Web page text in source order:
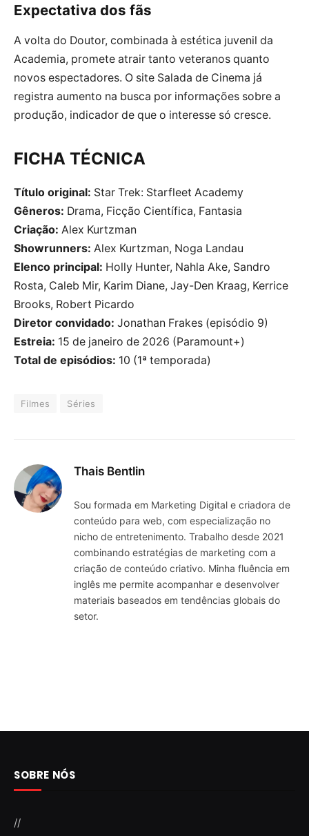
Expectativa dos fãs
A volta do Doutor, combinada à estética juvenil da
Academia, promete atrair tanto veteranos quanto
novos espectadores. O site Salada de Cinema já
registra aumento na busca por informações sobre a
produção, indicador de que o interesse só cresce.
FICHA TÉCNICA
Título original: Star Trek: Starfleet Academy
Gêneros: Drama, Ficção Científica, Fantasia
Criação: Alex Kurtzman
Showrunners: Alex Kurtzman, Noga Landau
Elenco principal: Holly Hunter, Nahla Ake, Sandro
Rosta, Caleb Mir, Karim Diane, Jay-Den Kraag, Kerrice
Brooks, Robert Picardo
Diretor convidado: Jonathan Frakes (episódio 9)
Estreia: 15 de janeiro de 2026 (Paramount+)
Total de episódios: 10 (1ª temporada)
Filmes Séries
Thais Bentlin
Sou formada em Marketing Digital e criadora de
conteúdo para web, com especialização no
nicho de entretenimento. Trabalho desde 2021
combinando estratégias de marketing com a
criação de conteúdo criativo. Minha fluência em
inglês me permite acompanhar e desenvolver
materiais baseados em tendências globais do
setor.
SOBRE NÓS
//